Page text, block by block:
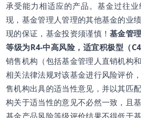
承受能力相适应的产品。基金过往
现，基金管理人管理的其他基金的业
现的保证，基金投资须谨慎！基金管
等级为R4-中高风险，适宜积极型（
销售机构（包括基金管理人直销机构
相关法律法规对该基金进行风险评价
售机构出具的适当性意见，并以其匹
构关于适当性的意见不必然一致，且